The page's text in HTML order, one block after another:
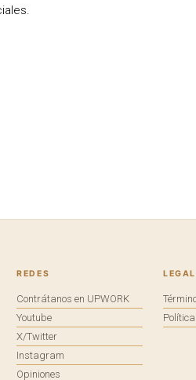
REDES
Contrátanos en UPWORK
Youtube
X/Twitter
Instagram
Opiniones
LEGAL